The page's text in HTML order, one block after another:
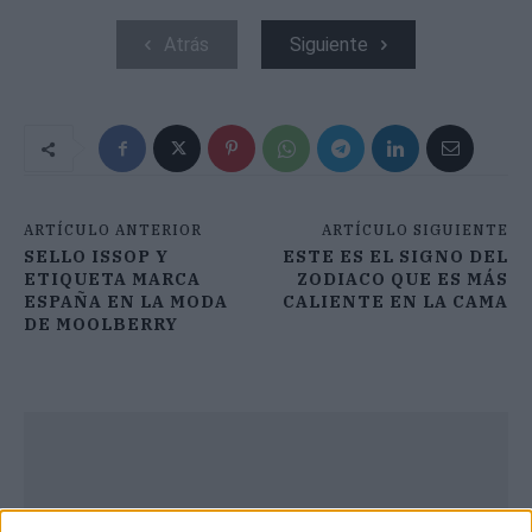
Atrás Siguiente
ARTÍCULO ANTERIOR
SELLO ISSOP Y
ETIQUETA MARCA
ESPAÑA EN LA MODA
DE MOOLBERRY
ARTÍCULO SIGUIENTE
ESTE ES EL SIGNO DEL
ZODIACO QUE ES MÁS
CALIENTE EN LA CAMA